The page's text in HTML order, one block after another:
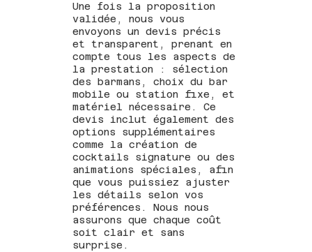
Une fois la proposition
validée, nous vous
envoyons un devis précis
et transparent, prenant en
compte tous les aspects de
la prestation : sélection
des barmans, choix du bar
mobile ou station fixe, et
matériel nécessaire. Ce
devis inclut également des
options supplémentaires
comme la création de
cocktails signature ou des
animations spéciales, afin
que vous puissiez ajuster
les détails selon vos
préférences. Nous nous
assurons que chaque coût
soit clair et sans
surprise.